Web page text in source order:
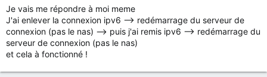
Je vais me répondre à moi meme
J'ai enlever la connexion ipv6 --> redémarrage du serveur de
connexion (pas le nas) --> puis j'ai remis ipv6 --> redémarrage du
serveur de connexion (pas le nas)
et cela à fonctionné !